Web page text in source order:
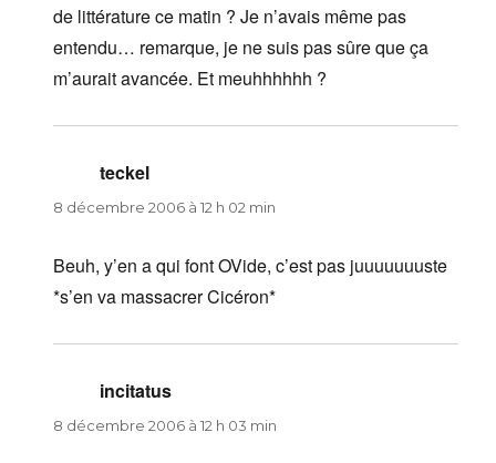
de littérature ce matin ? Je n’avais même pas
entendu… remarque, je ne suis pas sûre que ça
m’aurait avancée. Et meuhhhhhh ?
teckel
8 décembre 2006 à 12 h 02 min
Beuh, y’en a qui font OVide, c’est pas juuuuuuuste
*s’en va massacrer Cicéron*
incitatus
8 décembre 2006 à 12 h 03 min